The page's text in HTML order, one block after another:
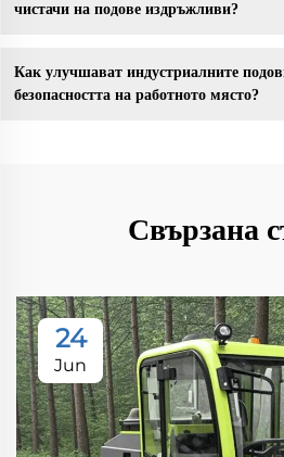
чистачи на подове издръжливи?
Как улучшават индустриалните
безопасността на работното място?
Свързана
24
Jun